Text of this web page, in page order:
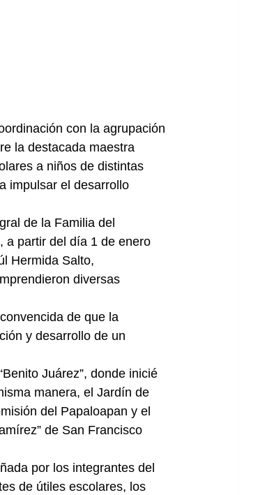
con la agrupación
la destacada maestra
a niños de distintas
impulsar el desarrollo
de la Familia del
a partir del día 1 de enero
Hermida Salto,
diversas
de que la
y desarrollo de un
Juárez”, donde inicié
manera, el Jardín de
del Papaloapan y el
de San Francisco
por los integrantes del
de útiles escolares, los